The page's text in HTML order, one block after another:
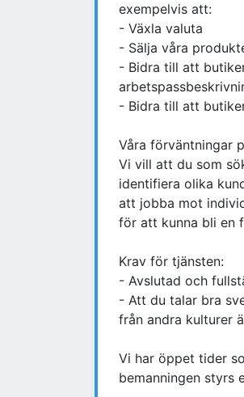
exempelvis att:
- Växla valuta
- Sälja våra
- Bidra till att
- Bidra till att
Våra förväntningar
Vi vill att du som
identifiera olika
att jobba mot
för att kunna bli en
Krav för tjänsten:
- Avslutad och
- Att du talar bra
från andra kulturer
Vi har öppet tider
bemanningen styrs